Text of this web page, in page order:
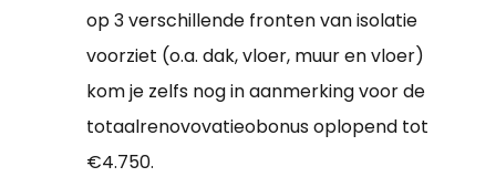
op 3 verschillende fronten van isolatie
voorziet (o.a. dak, vloer, muur en vloer)
kom je zelfs nog in aanmerking voor de
totaalrenovovatieobonus oplopend tot
€4.750.